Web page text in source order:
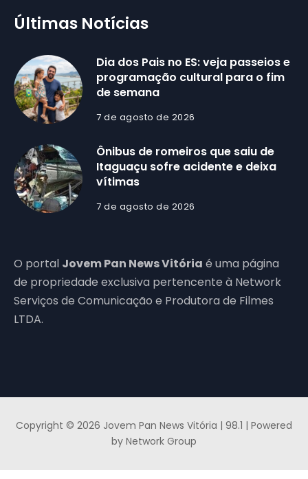
Últimas Notícias
Dia dos Pais no ES: veja passeios e
programação cultural para o fim
de semana
7 de agosto de 2026
Ônibus de romeiros que saiu de
Itaguaçu sofre acidente e deixa
vítimas
7 de agosto de 2026
O portal Jovem Pan News Vitória é uma página
de propriedade exclusiva pertencente à Network
Serviços de Comunicação e Produtora de Filmes
LTDA.
Copyright © 2026 Jovem Pan News Vitória | 98.1 | Powered
by Network Group